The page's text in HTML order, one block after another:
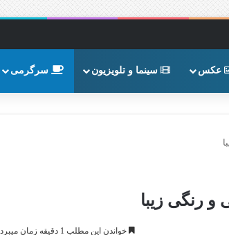
عکس سینما و تلویزیون سرگرمی
رنگی زیبا
خواندن این مطلب 1 دقیقه زمان میبرد